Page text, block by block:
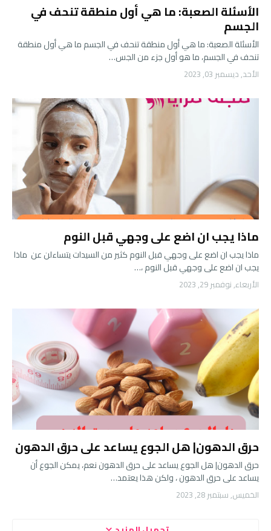
الأسئلة الصعبة: ما هي أول منطقة تنحف في
الجسم
الأسئلة الصعبة: ما هي أول منطقة تنحف في الجسم ما هي أول منطقة
تنحف في الجسم، ما هو أول جزء من الجس…
الأحد, ديسمبر 03, 2023
ماذا يجب ان اضع على وجهي قبل النوم
ماذا يجب ان اضع على وجهي قبل النوم كثير من السيدات يتساءلن عن ماذا
يجب ان اضع على وجهي قبل النوم ،…
الأربعاء, نوفمبر 29, 2023
حرق الدهون| هل الجوع يساعد على حرق الدهون
حرق الدهون| هل الجوع يساعد على حرق الدهون نعم، يمكن الجوع أن
يساعد على حرق الدهون ، ولكن هذا يعتمد…
الخميس, سبتمبر 28, 2023